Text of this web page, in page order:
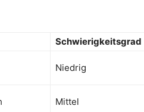
Schwierigkeitsgrad
Niedrig
Mittel